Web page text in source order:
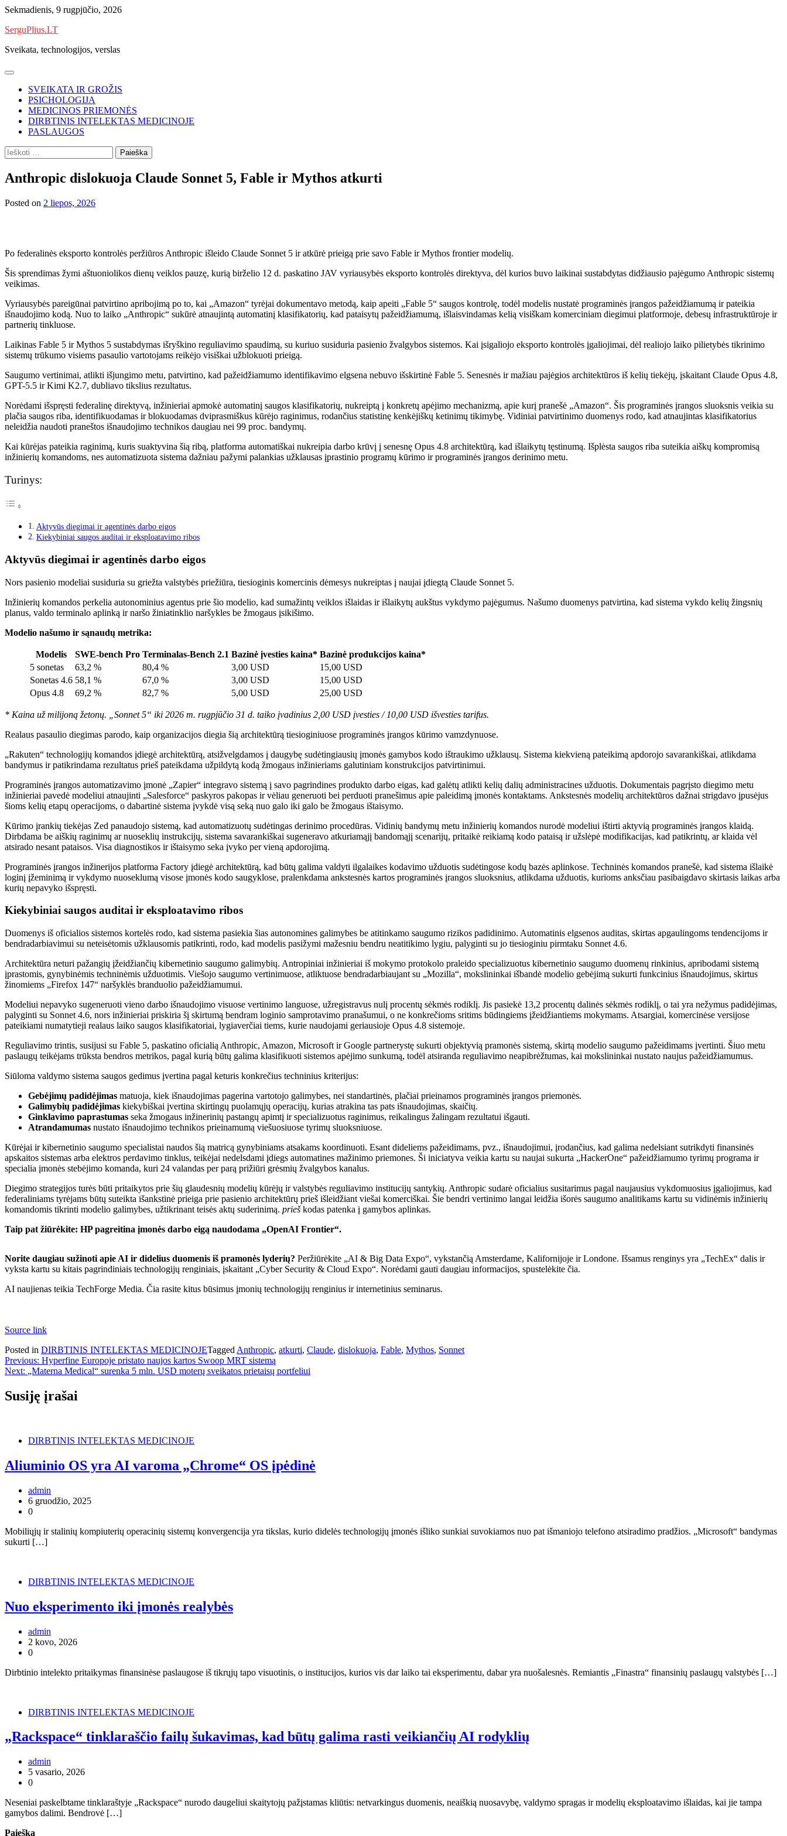
Skip
content
Sekmadienis, 9 rugpjūčio, 2026
SerguPlius.LT
Sveikata, technologijos, verslas
SVEIKATA IR GROŽIS
PSICHOLOGIJA
MEDICINOS PRIEMONĖS
DIRBTINIS INTELEKTAS MEDICINOJE
PASLAUGOS
Ieškoti:
Anthropic dislokuoja Claude Sonnet 5, Fable ir Mythos atkurti
Posted on 2 liepos, 2026
Po federalinės eksporto kontrolės peržiūros Anthropic išleido Claude Sonnet 5 ir atkūrė prieigą prie savo Fable ir Mythos frontier modelių.
Šis sprendimas žymi aštuoniolikos dienų veiklos pauzę, kurią birželio 12 d. paskatino JAV vyriausybės eksporto kontrolės direktyva, dėl kurios buvo laikinai sustabdytas didžiausio pajėgumo Anthropic sistemų
veikimas.
Vyriausybės pareigūnai patvirtino apribojimą po to, kai „Amazon“ tyrėjai dokumentavo metodą, kaip apeiti „Fable 5“ saugos kontrolę, todėl modelis nustatė programinės įrangos pažeidžiamumą ir pateikia
išnaudojimo kodą. Nuo to laiko „Anthropic“ sukūrė atnaujintą automatinį klasifikatorių, kad pataisytų pažeidžiamumą, išlaisvindamas kelią visiškam komerciniam diegimui platformoje, debesų infrastruktūroje ir
partnerių tinkluose.
Laikinas Fable 5 ir Mythos 5 sustabdymas išryškino reguliavimo spaudimą, su kuriuo susiduria pasienio žvalgybos sistemos. Kai įsigaliojo eksporto kontrolės įgaliojimai, dėl realiojo laiko pilietybės tikrinimo
sistemų trūkumo visiems pasaulio vartotojams reikėjo visiškai užblokuoti prieigą.
Saugumo vertinimai, atlikti išjungimo metu, patvirtino, kad pažeidžiamumo identifikavimo elgsena nebuvo išskirtinė Fable 5. Senesnės ir mažiau pajėgios architektūros iš kelių tiekėjų, įskaitant Claude Opus 4.8,
GPT-5.5 ir Kimi K2.7, dubliavo tikslius rezultatus.
Norėdami išspręsti federalinę direktyvą, inžinieriai apmokė automatinį saugos klasifikatorių, nukreiptą į konkretų apėjimo mechanizmą, apie kurį pranešė „Amazon“. Šis programinės įrangos sluoksnis veikia su
plačia saugos riba, identifikuodamas ir blokuodamas dviprasmiškus kūrėjo raginimus, rodančius statistinę kenkėjiškų ketinimų tikimybę. Vidiniai patvirtinimo duomenys rodo, kad atnaujintas klasifikatorius
neleidžia naudoti praneštos išnaudojimo technikos daugiau nei 99 proc. bandymų.
Kai kūrėjas pateikia raginimą, kuris suaktyvina šią ribą, platforma automatiškai nukreipia darbo krūvį į senesnę Opus 4.8 architektūrą, kad išlaikytų tęstinumą. Išplėsta saugos riba suteikia aiškų kompromisą
inžinierių komandoms, nes automatizuota sistema dažniau pažymi palankias užklausas įprastinio programų kūrimo ir programinės įrangos derinimo metu.
Turinys:
Aktyvūs diegimai ir agentinės darbo eigos
Kiekybiniai saugos auditai ir eksploatavimo ribos
Aktyvūs diegimai ir agentinės darbo eigos
Nors pasienio modeliai susiduria su griežta valstybės priežiūra, tiesioginis komercinis dėmesys nukreiptas į naujai įdiegtą Claude Sonnet 5.
Inžinierių komandos perkelia autonominius agentus prie šio modelio, kad sumažintų veiklos išlaidas ir išlaikytų aukštus vykdymo pajėgumus. Našumo duomenys patvirtina, kad sistema vykdo kelių žingsnių
planus, valdo terminalo aplinką ir naršo žiniatinklio naršykles be žmogaus įsikišimo.
Modelio našumo ir sąnaudų metrika:
Modelis SWE-bench Pro Terminalas-Bench 2.1 Bazinė įvesties kaina* Bazinė produkcijos kaina*
5 sonetas
63,2 % 80,4 % 3,00 USD
15,00 USD
Sonetas 4.6 58,1 % 67,0 % 3,00 USD
15,00 USD
Opus 4.8
69,2 % 82,7 % 5,00 USD 25,00 USD
* Kaina už milijoną žetonų. „Sonnet 5“ iki 2026 m. rugpjūčio 31 d. taiko įvadinius 2,00 USD įvesties / 10,00 USD išvesties tarifus.
Realaus pasaulio diegimas parodo, kaip organizacijos diegia šią architektūrą tiesioginiuose programinės įrangos kūrimo vamzdynuose.
„Rakuten“ technologijų komandos įdiegė architektūrą, atsižvelgdamos į daugybę sudėtingiausių įmonės gamybos kodo ištraukimo užklausų. Sistema kiekvieną pateikimą apdorojo savarankiškai, atlikdama
bandymus ir patikrindama rezultatus prieš pateikdama užpildytą kodą žmogaus inžinieriams galutiniam konstrukcijos patvirtinimui.
Programinės įrangos automatizavimo įmonė „Zapier“ integravo sistemą į savo pagrindines produkto darbo eigas, kad galėtų atlikti kelių dalių administracines užduotis. Dokumentais pagrįsto diegimo metu
inžinieriai pavedė modeliui atnaujinti „Salesforce“ paskyros pakopas ir vėliau generuoti bei perduoti pranešimus apie paleidimą įmonės kontaktams. Ankstesnės modelių architektūros dažnai strigdavo įpusėjus
šioms kelių etapų operacijoms, o dabartinė sistema įvykdė visą seką nuo galo iki galo be žmogaus ištaisymo.
Kūrimo įrankių tiekėjas Zed panaudojo sistemą, kad automatizuotų sudėtingas derinimo procedūras. Vidinių bandymų metu inžinierių komandos nurodė modeliui ištirti aktyvią programinės įrangos klaidą.
Dirbdama be aiškių raginimų ar nuoseklių instrukcijų, sistema savarankiškai sugeneravo atkuriamąjį bandomąjį scenarijų, pritaikė reikiamą kodo pataisą ir užslėpė modifikacijas, kad patikrintų, ar klaida vėl
atsirado nesant pataisos. Visa diagnostikos ir ištaisymo seka įvyko per vieną apdorojimą.
Programinės įrangos inžinerijos platforma Factory įdiegė architektūrą, kad būtų galima valdyti ilgalaikes kodavimo užduotis sudėtingose ​​kodų bazės aplinkose. Techninės komandos pranešė, kad sistema išlaikė
loginį įžeminimą ir vykdymo nuoseklumą visose įmonės kodo saugyklose, pralenkdama ankstesnės kartos programinės įrangos sluoksnius, atlikdama užduotis, kurioms anksčiau pasibaigdavo skirtasis laikas arba
kurių nepavyko išspręsti.
Kiekybiniai saugos auditai ir eksploatavimo ribos
Duomenys iš oficialios sistemos kortelės rodo, kad sistema pasiekia šias autonomines galimybes be atitinkamo saugumo rizikos padidinimo. Automatinis elgsenos auditas, skirtas apgaulingoms tendencijoms ir
bendradarbiavimui su neteisėtomis užklausomis patikrinti, rodo, kad modelis pasižymi mažesniu bendru neatitikimo lygiu, palyginti su jo tiesioginiu pirmtaku Sonnet 4.6.
Architektūra neturi pažangių įžeidžiančių kibernetinio saugumo galimybių. Antropiniai inžinieriai iš mokymo protokolo praleido specializuotus kibernetinio saugumo duomenų rinkinius, apribodami sistemą
įprastomis, gynybinėmis techninėmis užduotimis. Viešojo saugumo vertinimuose, atliktuose bendradarbiaujant su „Mozilla“, mokslininkai išbandė modelio gebėjimą sukurti funkcinius išnaudojimus, skirtus
žinomiems „Firefox 147“ naršyklės branduolio pažeidžiamumui.
Modeliui nepavyko sugeneruoti vieno darbo išnaudojimo visuose vertinimo languose, užregistravus nulį procentų sėkmės rodiklį. Jis pasiekė 13,2 procentų dalinės sėkmės rodiklį, o tai yra nežymus padidėjimas,
palyginti su Sonnet 4.6, nors inžinieriai priskiria šį skirtumą bendram loginio samprotavimo pranašumui, o ne konkrečioms sritims būdingiems įžeidžiantiems mokymams. Atsargiai, komercinėse versijose
pateikiami numatytieji realaus laiko saugos klasifikatoriai, lygiaverčiai tiems, kurie naudojami geriausioje Opus 4.8 sistemoje.
Reguliavimo trintis, susijusi su Fable 5, paskatino oficialią Anthropic, Amazon, Microsoft ir Google partnerystę sukurti objektyvią pramonės sistemą, skirtą modelio saugumo pažeidimams įvertinti. Šiuo metu
paslaugų teikėjams trūksta bendros metrikos, pagal kurią būtų galima klasifikuoti sistemos apėjimo sunkumą, todėl atsiranda reguliavimo neapibrėžtumas, kai mokslininkai nustato naujus pažeidžiamumus.
Siūloma valdymo sistema saugos gedimus įvertina pagal keturis konkrečius techninius kriterijus:
Gebėjimų padidėjimas matuoja, kiek išnaudojimas pagerina vartotojo galimybes, nei standartinės, plačiai prieinamos programinės įrangos priemonės.
Galimybių padidėjimas kiekybiškai įvertina skirtingų puolamųjų operacijų, kurias atrakina tas pats išnaudojimas, skaičių.
Ginklavimo paprastumas seka žmogaus inžinerinių pastangų apimtį ir specializuotus raginimus, reikalingus žalingam rezultatui išgauti.
Atrandamumas nustato išnaudojimo technikos prieinamumą viešuosiuose tyrimų sluoksniuose.
Kūrėjai ir kibernetinio saugumo specialistai naudos šią matricą gynybiniams atsakams koordinuoti. Esant dideliems pažeidimams, pvz., išnaudojimui, įrodančius, kad galima nedelsiant sutrikdyti finansinės
apskaitos sistemas arba elektros perdavimo tinklus, teikėjai nedelsdami įdiegs automatines mažinimo priemones. Ši iniciatyva veikia kartu su naujai sukurta „HackerOne“ pažeidžiamumo tyrimų programa ir
specialia įmonės stebėjimo komanda, kuri 24 valandas per parą prižiūri grėsmių žvalgybos kanalus.
Diegimo strategijos turės būti pritaikytos prie šių glaudesnių modelių kūrėjų ir valstybės reguliavimo institucijų santykių. Anthropic sudarė oficialius susitarimus pagal naujausius vykdomuosius įgaliojimus, kad
federaliniams tyrėjams būtų suteikta išankstinė prieiga prie pasienio architektūrų prieš išleidžiant viešai komerciškai. Šie bendri vertinimo langai leidžia išorės saugumo analitikams kartu su vidinėmis inžinierių
komandomis tikrinti modelio galimybes, užtikrinant teisės aktų suderinimą. prieškodas patenka į gamybos aplinkas.
Taip pat žiūrėkite: HP pagreitina įmonės darbo eigą naudodama „OpenAI Frontier“.
Norite daugiau sužinoti apie AI ir didelius duomenis iš pramonės lyderių? Peržiūrėkite „AI & Big Data Expo“, vykstančią Amsterdame, Kalifornijoje ir Londone. Išsamus renginys yra „TechEx“ dalis ir
vyksta kartu su kitais pagrindiniais technologijų renginiais, įskaitant „Cyber ​​Security & Cloud Expo“. Norėdami gauti daugiau informacijos, spustelėkite čia.
AI naujienas teikia TechForge Media. Čia rasite kitus būsimus įmonių technologijų renginius ir internetinius seminarus.
Source link
Posted in DIRBTINIS INTELEKTAS MEDICINOJETagged Anthropic, atkurti, Claude, dislokuoja, Fable, Mythos, Sonnet
Navigacija
tarp
įrašų
Previous: Hyperfine Europoje pristato naujos kartos Swoop MRT sistemą
Next: „Materna Medical“ surenka 5 mln. USD moterų sveikatos prietaisų portfeliui
Susiję įrašai
DIRBTINIS INTELEKTAS MEDICINOJE
Aliuminio OS yra AI varoma „Chrome“ OS įpėdinė
admin
6 gruodžio, 2025
0
Mobiliųjų ir stalinių kompiuterių operacinių sistemų konvergencija yra tikslas, kurio didelės technologijų įmonės išliko sunkiai suvokiamos nuo pat išmaniojo telefono atsiradimo pradžios. „Microsoft“ bandymas
sukurti […]
DIRBTINIS INTELEKTAS MEDICINOJE
Nuo eksperimento iki įmonės realybės
admin
2 kovo, 2026
0
Dirbtinio intelekto pritaikymas finansinėse paslaugose iš tikrųjų tapo visuotinis, o institucijos, kurios vis dar laiko tai eksperimentu, dabar yra nuošalesnės. Remiantis „Finastra“ finansinių paslaugų valstybės […]
DIRBTINIS INTELEKTAS MEDICINOJE
„Rackspace“ tinklaraščio failų šukavimas, kad būtų galima rasti veikiančių AI rodyklių
admin
5 vasario, 2026
0
Neseniai paskelbtame tinklaraštyje „Rackspace“ nurodo daugeliui skaitytojų pažįstamas kliūtis: netvarkingus duomenis, neaiškią nuosavybę, valdymo spragas ir modelių eksploatavimo išlaidas, kai jie tampa
gamybos dalimi. Bendrovė […]
Paieška